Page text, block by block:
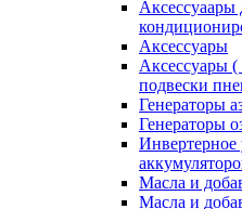
Аксессуаары
Аксессуары
Аксессуары (
подвески
Генераторы
Генераторы
Инвертерное
Масла и
Масла и